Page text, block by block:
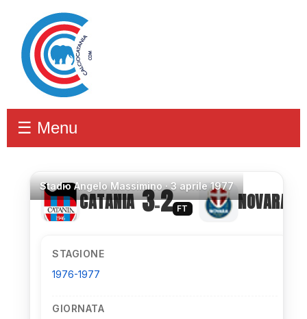
☰ Menu
StadioAngelo Massimino ·3 aprile 1977
CATANIA 3–2 FT NOVARA
STAGIONE
1976-1977
GIORNATA